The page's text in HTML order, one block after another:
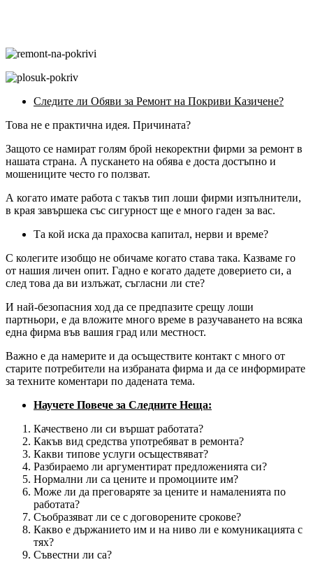
Следите ли Обяви за Ремонт на Покриви Казичене?
Това не е практична идея. Причината?
Защото се намират голям брой некоректни фирми за ремонт в
нашата страна. А пускането на обява е доста достъпно и
мошениците често го ползват.
А когато имате работа с такъв тип лоши фирми изпълнители,
в края завършека със сигурност ще е много гаден за вас.
Та кой иска да прахосва капитал, нерви и време?
С колегите изобщо не обичаме когато става така. Казваме го
от нашия личен опит. Гадно е когато дадете доверието си, а
след това да ви излъжат, съгласни ли сте?
И най-безопасния ход да се предпазите срещу лоши
партньори, е да вложите много време в разучаването на всяка
една фирма във вашия град или местност.
Важно е да намерите и да осъществите контакт с много от
старите потребители на избраната фирма и да се информирате
за техните коментари по дадената тема.
Научете Повече за Следните Неща:
Качествено ли си вършат работата?
Какъв вид средства употребяват в ремонта?
Какви типове услуги осъществяват?
Разбираемо ли аргументират предложенията си?
Нормални ли са цените и промоциите им?
Може ли да преговаряте за цените и намаленията по
работата?
Съобразяват ли се с договорените срокове?
Какво е държанието им и на ниво ли е комуникацията с
тях?
Съвестни ли са?